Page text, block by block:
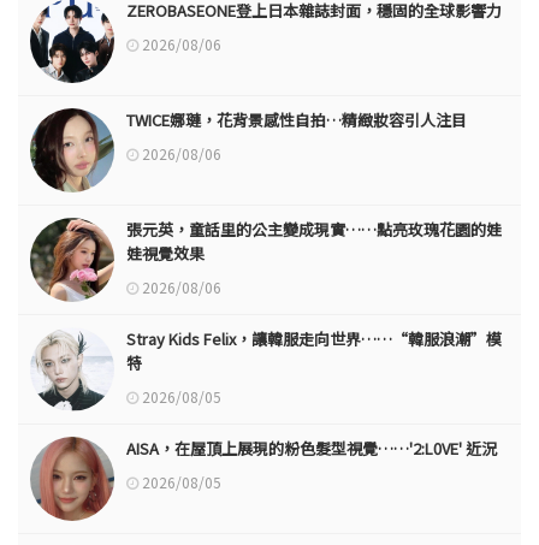
ZEROBASEONE登上日本雜誌封面，穩固的全球影響力
2026/08/06
TWICE娜璉，花背景感性自拍…精緻妝容引人注目
2026/08/06
張元英，童話里的公主變成現實……點亮玫瑰花園的娃
娃視覺效果
2026/08/06
Stray Kids Felix，讓韓服走向世界……“韓服浪潮”模
特
2026/08/05
AISA，在屋頂上展現的粉色髮型視覺……'2:L0VE' 近況
2026/08/05